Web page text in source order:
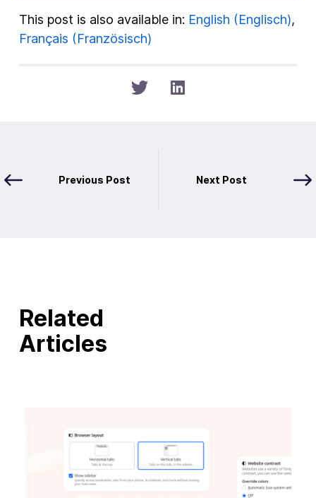
This post is also available in: English (Englisch)
Français (Französisch)
Previous Post Next Post
Related
Articles